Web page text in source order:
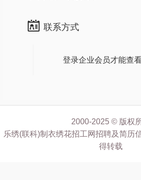
联系方式
登录企业会员才能查看
2000-2025 © 版权
乐绣(联科)制衣绣花招工网招聘及简历
得转载